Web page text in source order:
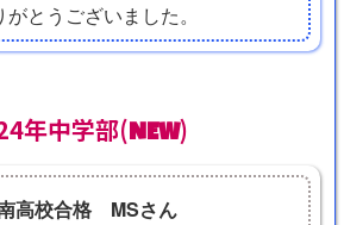
とうございました。
年中学部(NEW)
高校合格 MSさん